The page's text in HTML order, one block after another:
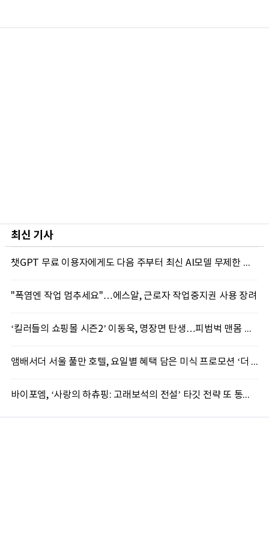
최신 기사
챗GPT 무료 이용자에게도 다음 주부터 최신 AI모델 무제한 제공...오픈AI, GPT-5.6 '루나' 모델 제한없이 제공키로
"폭염엔 작업 멈추세요"…에스알, 근로자 작업중지권 사용 장려
‘킬러들의 쇼핑몰 시즌2’ 이동욱, 명장면 탄생…피범벅 맨몸 액션 ‘감탄’
앰배서더 서울 풀만 호텔, 요일별 혜택 담은 미식 프로모션 ‘더 킹스 : 다이닝 프리빌리지즈’ 선봬
바이포엠, ‘사랑의 하츄핑: 고래보석의 전설’ 타깃 전략 또 통했다